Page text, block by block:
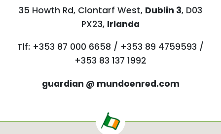
35 Howth Rd, Clontarf West, Dublin 3, D03
PX23, Irlanda
Tlf: +353 87 000 6658 / +353 89 4759593 /
+353 83 137 1992
guardian @ mundoenred.com